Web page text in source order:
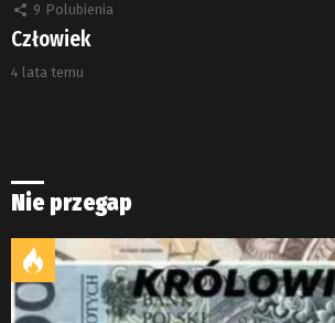
9 Polubienia
Człowiek
4 lata temu
Nie przegap